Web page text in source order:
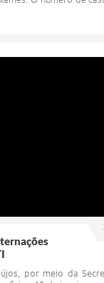
por meio da